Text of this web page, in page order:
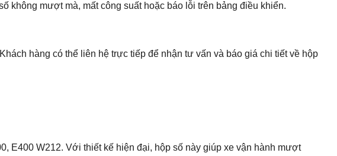
không mượt mà, mất công suất hoặc báo lỗi trên bảng điều khiển.
hàng có thể liên hệ trực tiếp để nhận tư vấn và báo giá chi tiết về hộp
E400 W212. Với thiết kế hiện đại, hộp số này giúp xe vận hành mượt